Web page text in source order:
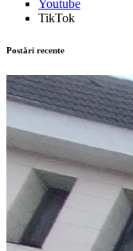
Youtube
TikTok
Postări recente